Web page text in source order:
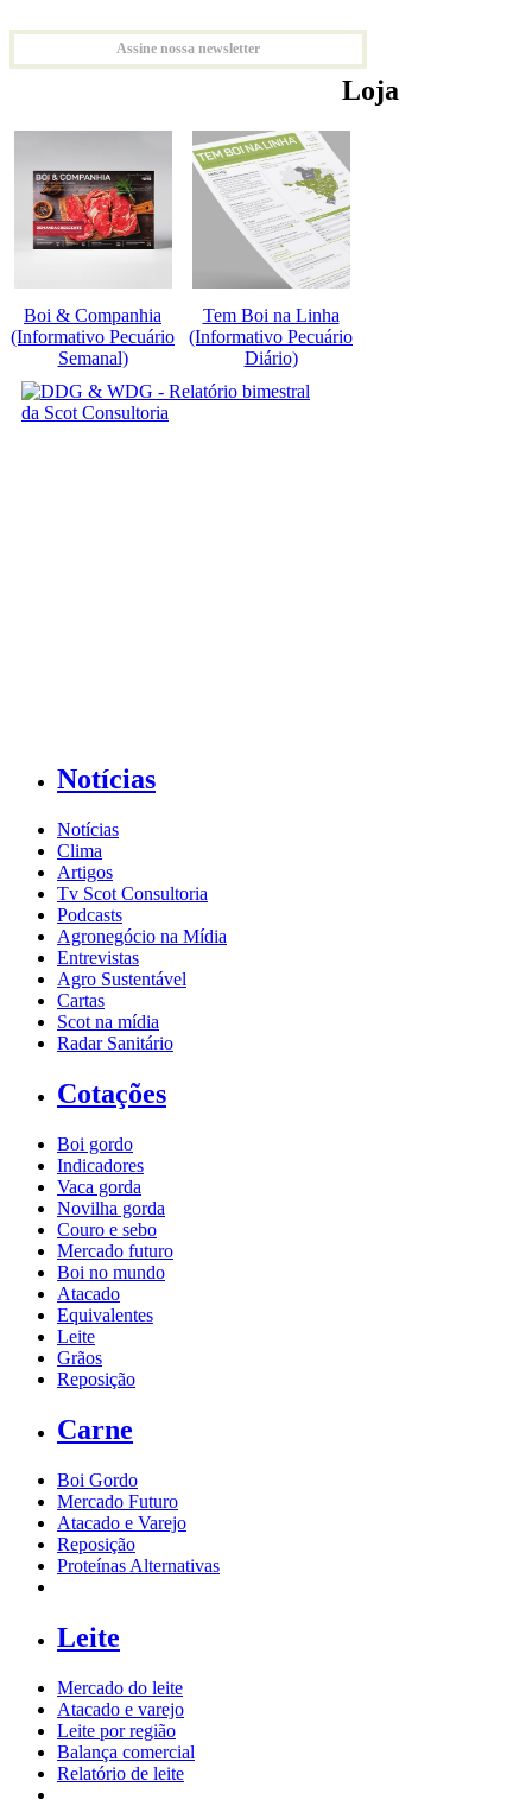
Assine nossa newsletter
Loja
Boi & Companhia
(Informativo Pecuário
Semanal)
Tem Boi na Linha
(Informativo Pecuário
Diário)
Notícias
Notícias
Clima
Artigos
Tv Scot Consultoria
Podcasts
Agronegócio na Mídia
Entrevistas
Agro Sustentável
Cartas
Scot na mídia
Radar Sanitário
Cotações
Boi gordo
Indicadores
Vaca gorda
Novilha gorda
Couro e sebo
Mercado futuro
Boi no mundo
Atacado
Equivalentes
Leite
Grãos
Reposição
Carne
Boi Gordo
Mercado Futuro
Atacado e Varejo
Reposição
Proteínas Alternativas
Leite
Mercado do leite
Atacado e varejo
Leite por região
Balança comercial
Relatório de leite